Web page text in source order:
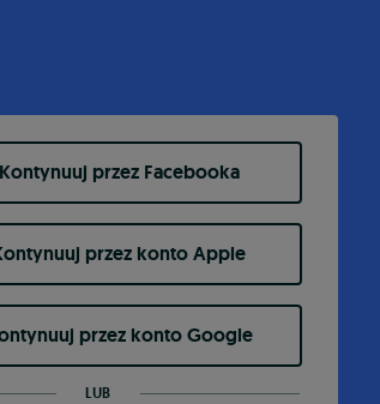
Kontynuuj przez Facebooka
przez konto Apple
przez konto Google
LUB